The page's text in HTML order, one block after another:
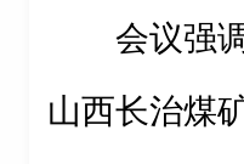
会议强
山西长治煤